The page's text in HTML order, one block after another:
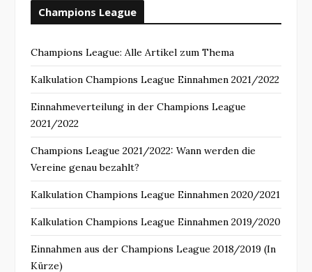
Champions League
Champions League: Alle Artikel zum Thema
Kalkulation Champions League Einnahmen 2021/2022
Einnahmeverteilung in der Champions League
2021/2022
Champions League 2021/2022: Wann werden die
Vereine genau bezahlt?
Kalkulation Champions League Einnahmen 2020/2021
Kalkulation Champions League Einnahmen 2019/2020
Einnahmen aus der Champions League 2018/2019 (In
Kürze)